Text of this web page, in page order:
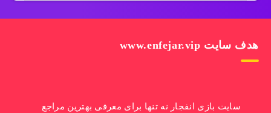
هدف سایت www.enfejar.vip
سایت بازی انفجار نه تنها برای معرفی بهترین مراجع